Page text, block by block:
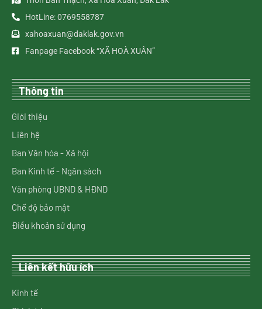
HotLine: 0769558787
xahoaxuan@daklak.gov.vn
Fanpage Facebook “XÃ HOÀ XUÂN”
Thông tin
Giới thiệu
Liên hệ
Ban Văn hóa - Xã hội
Ban Kinh tế - Ngân sách
Văn phòng UBND & HĐND
Chế độ bảo mật
Điều khoản sử dụng
Liên kết hữu ích
Kinh tế